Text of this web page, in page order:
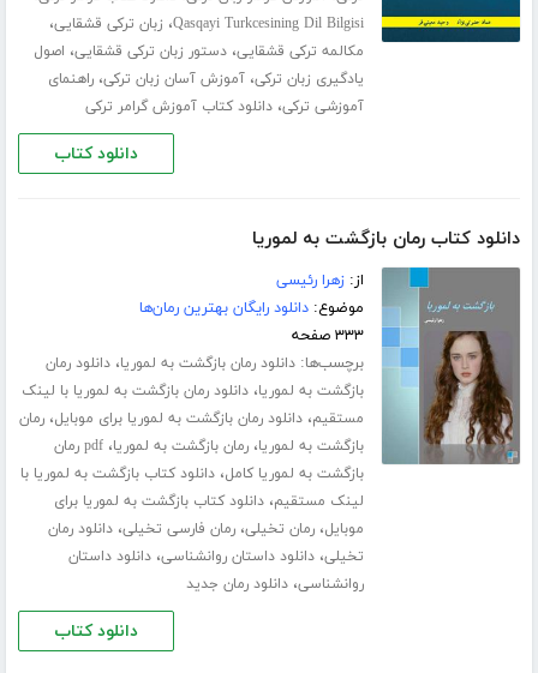
Qasqayi Turkcesining Dil Bilgisi، زبان ترکی قشقایی،
مکالمه ترکی قشقایی،دستور زبان ترکی قشقایی، اصول
یادگیری زبان ترکی،آموزش آسان زبان ترکی،راهنمای
آموزشی ترکی،دانلود کتاب آموزش گرامر ترکی
دانلود کتاب
دانلود کتاب رمان بازگشت به لموریا
از:زهرا رئیسی
موضوع:دانلود رایگان بهترین رمان‌ها
۳۳۳ صفحه
برچسب‌ها:دانلود رمان بازگشت به لموریا،دانلود رمان
بازگشت به لموریا،دانلود رمان بازگشت به لموریا با لینک
مستقیم،دانلود رمان بازگشت به لموریا برای موبایل،رمان
بازگشت به لموریا،رمان بازگشت به لموریا،
pdf رمان
بازگشت به لموریا کامل،دانلود کتاب بازگشت به لموریا با
لینک مستقیم،دانلود کتاب بازگشت به لموریا برای
موبایل،رمان تخیلی،رمان فارسی تخیلی،دانلود رمان
تخیلی،دانلود داستان روانشناسی،دانلود داستان
روانشناسی،دانلود رمان جدید
دانلود کتاب